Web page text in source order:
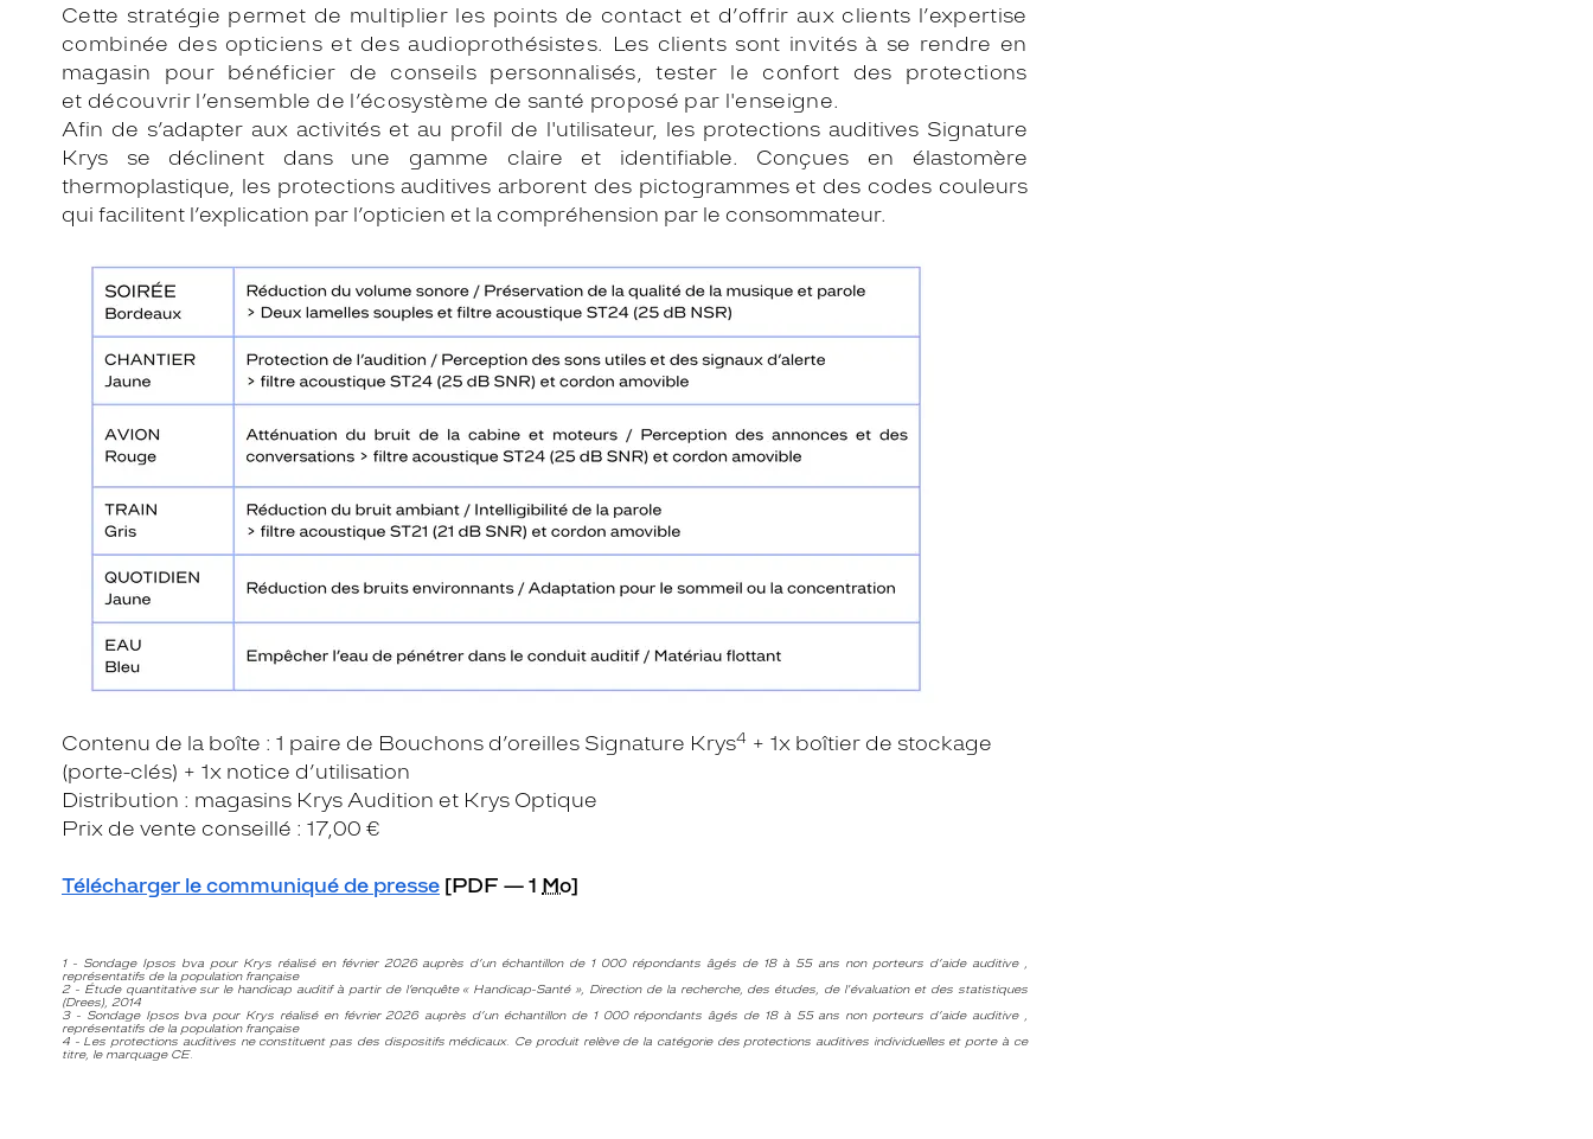
Cette stratégie permet de multiplier les points de contact et d’offrir aux clients l’expertise
combinée des opticiens et des audioprothésistes. Les clients sont invités à se rendre en
magasin pour bénéficier de conseils personnalisés,tester le confort des protections
et découvrir l’ensemble de l’écosystème de santé proposé par l'enseigne.
Afin de s’adapter aux activités et au profil de l'utilisateur, les protections auditives Signature
Krys se déclinent dans une gamme claire et identifiable. Conçues en élastomère
thermoplastique, les protections auditives arborent des pictogrammes et des codes couleurs
qui facilitent l’explication par l’opticien et la compréhension par le consommateur.
Contenu de la boîte : 1 paire de Bouchons d’oreilles Signature Krys4 + 1x boîtier de stockage
(porte-clés) + 1x notice d’utilisation
Distribution : magasins Krys Audition et Krys Optique
Prix de vente conseillé : 17,00 €
Télécharger le communiqué de presse [PDF — 1 Mo]
1 - Sondage Ipsos bva pour Krys réalisé en février 2026 auprès d’un échantillon de 1 000 répondants âgés de 18 à 55 ans non porteurs d’aide auditive ,
représentatifs de la population française
2 - Étude quantitative sur le handicap auditif à partir de l’enquête « Handicap-Santé », Direction de la recherche, des études, de l'évaluation et des statistiques
(Drees), 2014
3 - Sondage Ipsos bva pour Krys réalisé en février 2026 auprès d’un échantillon de 1 000 répondants âgés de 18 à 55 ans non porteurs d’aide auditive ,
représentatifs de la population française
4 - Les protections auditives ne constituent pas des dispositifs médicaux. Ce produit relève de la catégorie des protections auditives individuelles et porte à ce
titre, le marquage CE.